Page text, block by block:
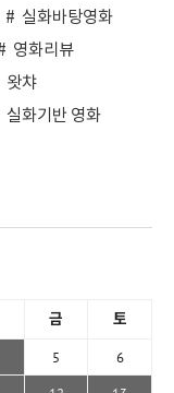
실화바탕영화
영화리뷰
왓챠
실화기반 영화
금 토
5 6